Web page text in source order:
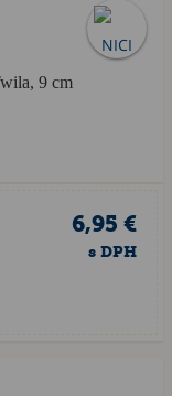
9 cm
6,95 €
s DPH